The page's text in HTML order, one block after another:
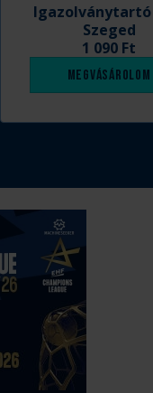
Szeged
1 090 Ft
Megvásárolom